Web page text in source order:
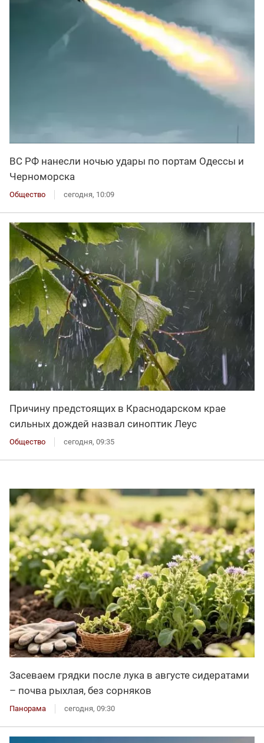
ВС РФ нанесли ночью удары по портам Одессы и
Черноморска
Общество сегодня, 10:09
Причину предстоящих в Краснодарском крае
сильных дождей назвал синоптик Леус
Общество сегодня, 09:35
Засеваем грядки после лука в августе сидератами
– почва рыхлая, без сорняков
Панорама сегодня, 09:30